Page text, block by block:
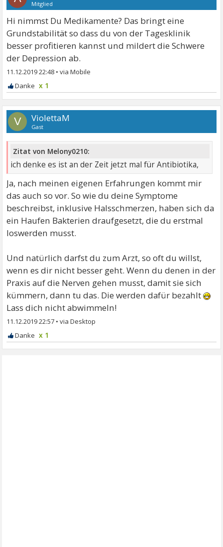
Mitglied
Hi nimmst Du Medikamente? Das bringt eine
Grundstabilität so dass du von der Tagesklinik
besser profitieren kannst und mildert die Schwere
der Depression ab.
11.12.2019 22:48 •
x 1
V ViolettaM
Gast
Zitat von Melony0210:
ich denke es ist an der Zeit jetzt mal für Antibiotika,
Ja, nach meinen eigenen Erfahrungen kommt mir
das auch so vor. So wie du deine Symptome
beschreibst, inklusive Halsschmerzen, haben sich da
ein Haufen Bakterien draufgesetzt, die du erstmal
loswerden musst.
Und natürlich darfst du zum Arzt, so oft du willst,
wenn es dir nicht besser geht. Wenn du denen in der
Praxis auf die Nerven gehen musst, damit sie sich
kümmern, dann tu das. Die werden dafür bezahlt
Lass dich nicht abwimmeln!
11.12.2019 22:57 •
x 1